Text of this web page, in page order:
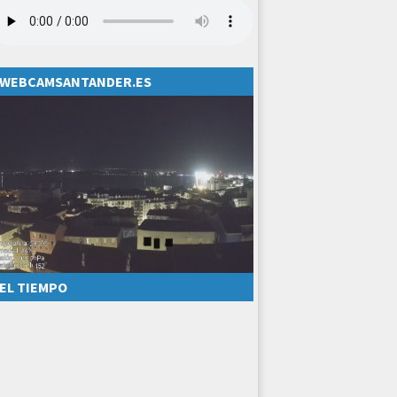
WEBCAMSANTANDER.ES
EL TIEMPO